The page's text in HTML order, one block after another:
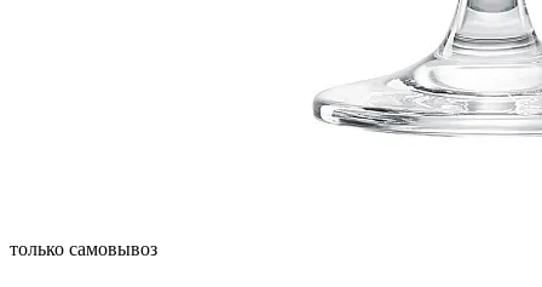
только самовывоз